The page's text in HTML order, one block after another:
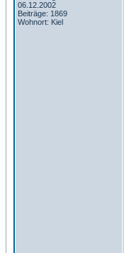
06.12.2002
Beiträge: 1869
Wohnort: Kiel